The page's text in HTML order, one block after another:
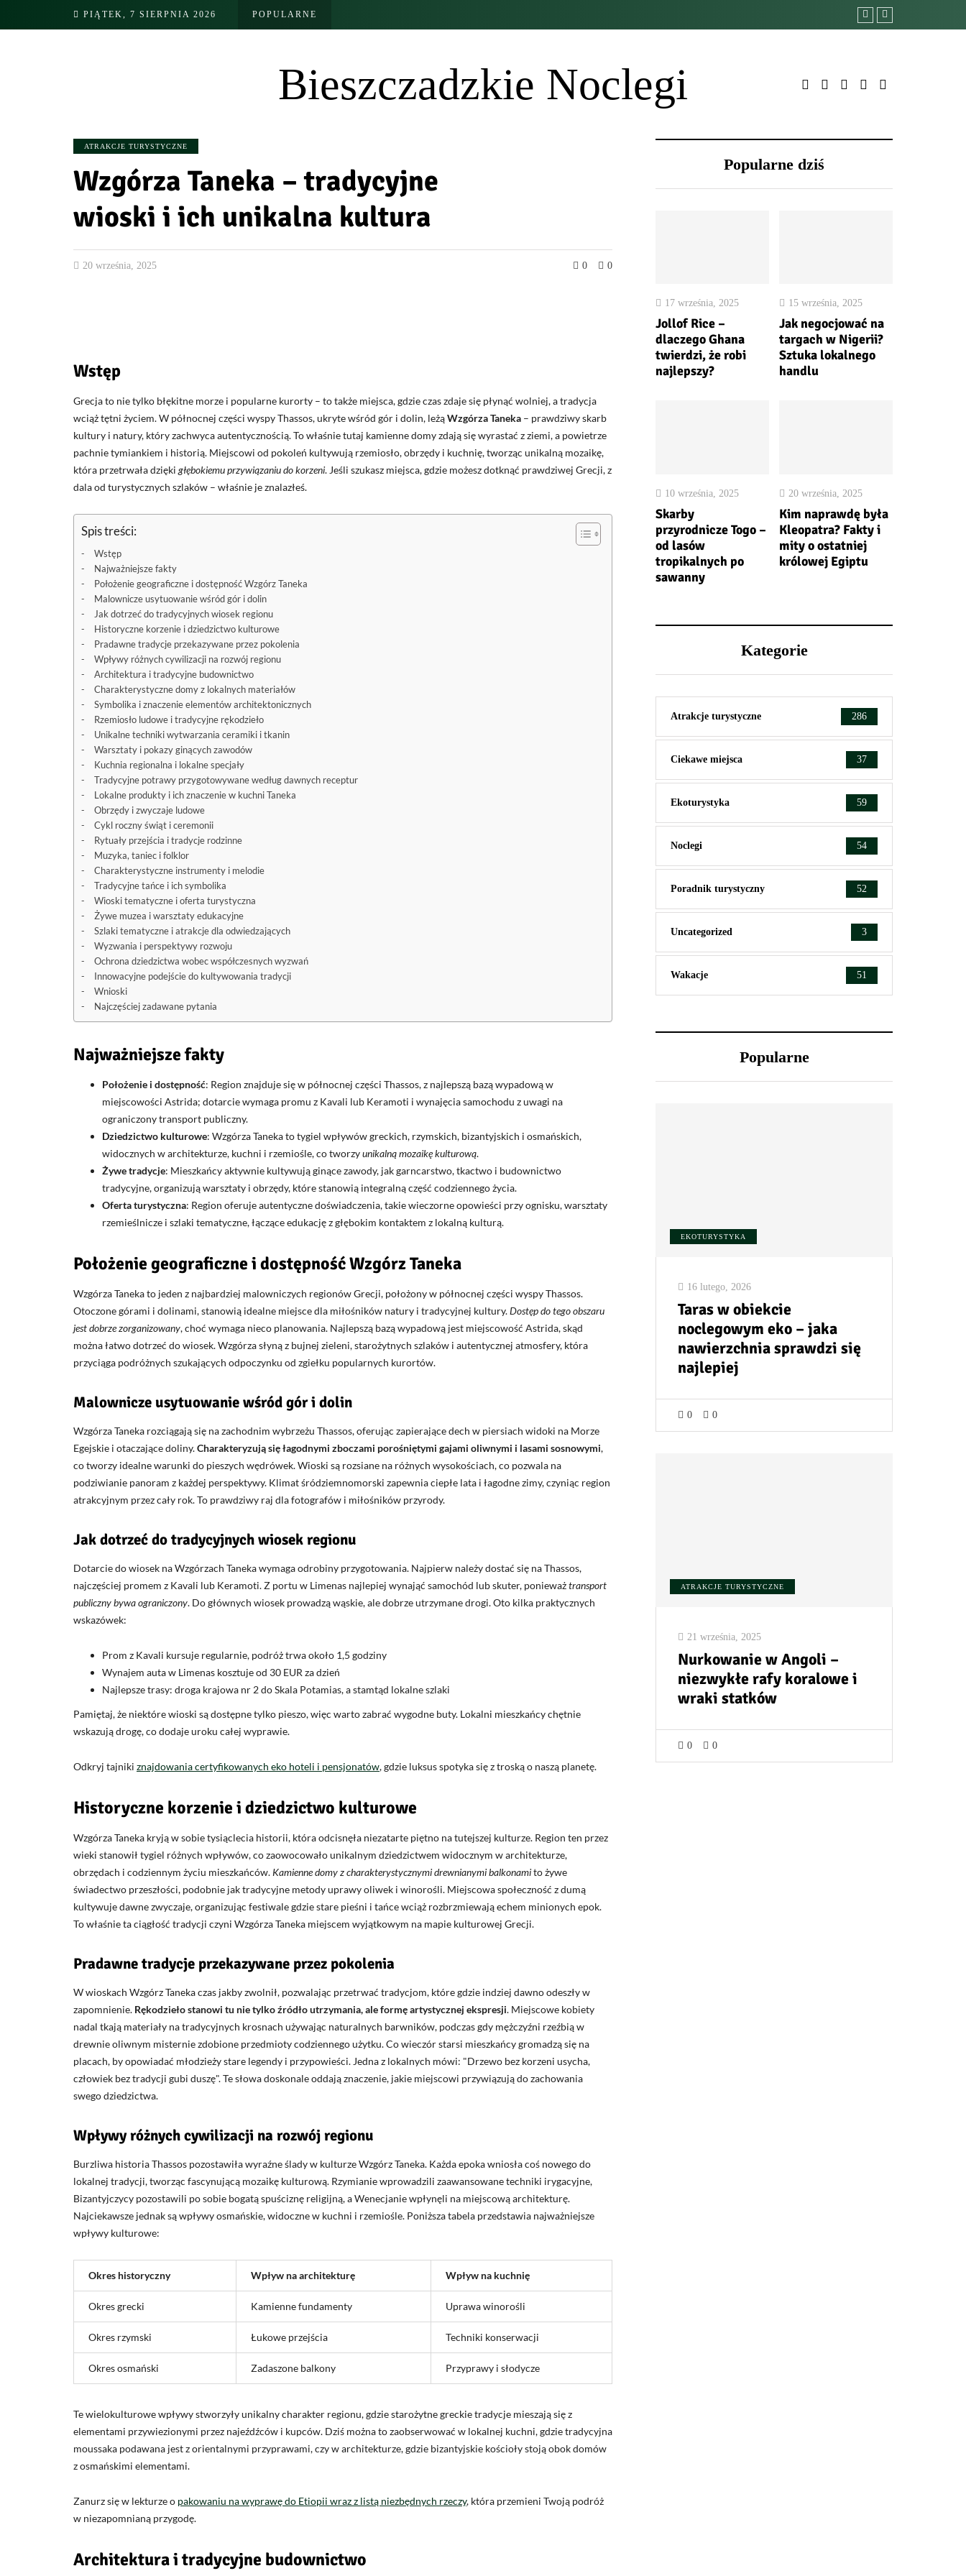
PIĄTEK, 7 SIERPNIA 2026 POPULARNE
Bieszczadzkie Noclegi
ATRAKCJE TURYSTYCZNE
Wzgórza Taneka – tradycyjne
wioski i ich unikalna kultura
20 września, 2025 0 0
Wstęp
Grecja to nie tylko błękitne morze i popularne kurorty – to także miejsca, gdzie czas zdaje się płynąć wolniej, a tradycja
wciąż tętni życiem. W północnej części wyspy Thassos, ukryte wśród gór i dolin, leżąWzgórza Taneka – prawdziwy skarb
kultury i natury, który zachwyca autentycznością. To właśnie tutaj kamienne domy zdają się wyrastać z ziemi, a powietrze
pachnie tymiankiem i historią. Miejscowi od pokoleń kultywują rzemiosło, obrzędy i kuchnię, tworząc unikalną mozaikę,
która przetrwała dzięki głębokiemu przywiązaniu do korzeni. Jeśli szukasz miejsca, gdzie możesz dotknąć prawdziwej Grecji, z
dala od turystycznych szlaków – właśnie je znalazłeś.
Spis treści:
Wstęp
Najważniejsze fakty
Położenie geograficzne i dostępność Wzgórz Taneka
Malownicze usytuowanie wśród gór i dolin
Jak dotrzeć do tradycyjnych wiosek regionu
Historyczne korzenie i dziedzictwo kulturowe
Pradawne tradycje przekazywane przez pokolenia
Wpływy różnych cywilizacji na rozwój regionu
Architektura i tradycyjne budownictwo
Charakterystyczne domy z lokalnych materiałów
Symbolika i znaczenie elementów architektonicznych
Rzemiosło ludowe i tradycyjne rękodzieło
Unikalne techniki wytwarzania ceramiki i tkanin
Warsztaty i pokazy ginących zawodów
Kuchnia regionalna i lokalne specjały
Tradycyjne potrawy przygotowywane według dawnych receptur
Lokalne produkty i ich znaczenie w kuchni Taneka
Obrzędy i zwyczaje ludowe
Cykl roczny świąt i ceremonii
Rytuały przejścia i tradycje rodzinne
Muzyka, taniec i folklor
Charakterystyczne instrumenty i melodie
Tradycyjne tańce i ich symbolika
Wioski tematyczne i oferta turystyczna
Żywe muzea i warsztaty edukacyjne
Szlaki tematyczne i atrakcje dla odwiedzających
Wyzwania i perspektywy rozwoju
Ochrona dziedzictwa wobec współczesnych wyzwań
Innowacyjne podejście do kultywowania tradycji
Wnioski
Najczęściej zadawane pytania
Najważniejsze fakty
Położenie i dostępność: Region znajduje się w północnej części Thassos, z najlepszą bazą wypadową w
miejscowości Astrida; dotarcie wymaga promu z Kavali lub Keramoti i wynajęcia samochodu z uwagi na
ograniczony transport publiczny.
Dziedzictwo kulturowe: Wzgórza Taneka to tygiel wpływów greckich, rzymskich, bizantyjskich i osmańskich,
widocznych w architekturze, kuchni i rzemiośle, co tworzyunikalną mozaikę kulturową.
Żywe tradycje: Mieszkańcy aktywnie kultywują ginące zawody, jak garncarstwo, tkactwo i budownictwo
tradycyjne, organizują warsztaty i obrzędy, które stanowią integralną część codziennego życia.
Oferta turystyczna: Region oferuje autentyczne doświadczenia, takie wieczorne opowieści przy ognisku, warsztaty
rzemieślnicze i szlaki tematyczne, łączące edukację z głębokim kontaktem z lokalną kulturą.
Położenie geograficzne i dostępność Wzgórz Taneka
Wzgórza Taneka to jeden z najbardziej malowniczych regionów Grecji, położony w północnej części wyspy Thassos.
Otoczone górami i dolinami, stanowią idealne miejsce dla miłośników natury i tradycyjnej kultury.Dostęp do tego obszaru
jest dobrze zorganizowany, choć wymaga nieco planowania. Najlepszą bazą wypadową jest miejscowość Astrida, skąd
można łatwo dotrzeć do wiosek. Wzgórza słyną z bujnej zieleni, starożytnych szlaków i autentycznej atmosfery, która
przyciąga podróżnych szukających odpoczynku od zgiełku popularnych kurortów.
Malownicze usytuowanie wśród gór i dolin
Wzgórza Taneka rozciągają się na zachodnim wybrzeżu Thassos, oferując zapierające dech w piersiach widoki na Morze
Egejskie i otaczające doliny.Charakteryzują się łagodnymi zboczami porośniętymi gajami oliwnymi i lasami sosnowymi,
co tworzy idealne warunki do pieszych wędrówek. Wioski są rozsiane na różnych wysokościach, co pozwala na
podziwianie panoram z każdej perspektywy. Klimat śródziemnomorski zapewnia ciepłe lata i łagodne zimy, czyniąc region
atrakcyjnym przez cały rok. To prawdziwy raj dla fotografów i miłośników przyrody.
Jak dotrzeć do tradycyjnych wiosek regionu
Dotarcie do wiosek na Wzgórzach Taneka wymaga odrobiny przygotowania. Najpierw należy dostać się na Thassos,
najczęściej promem z Kavali lub Keramoti. Z portu w Limenas najlepiej wynająć samochód lub skuter, ponieważtransport
publiczny bywa ograniczony. Do głównych wiosek prowadzą wąskie, ale dobrze utrzymane drogi. Oto kilka praktycznych
wskazówek:
Prom z Kavali kursuje regularnie, podróż trwa około 1,5 godziny
Wynajem auta w Limenas kosztuje od 30 EUR za dzień
Najlepsze trasy: droga krajowa nr 2 do Skala Potamias, a stamtąd lokalne szlaki
Pamiętaj, że niektóre wioski są dostępne tylko pieszo, więc warto zabrać wygodne buty. Lokalni mieszkańcy chętnie
wskazują drogę, co dodaje uroku całej wyprawie.
Odkryj tajniki znajdowania certyfikowanych eko hoteli i pensjonatów, gdzie luksus spotyka się z troską o naszą planetę.
Historyczne korzenie i dziedzictwo kulturowe
Wzgórza Taneka kryją w sobie tysiąclecia historii, która odcisnęła niezatarte piętno na tutejszej kulturze. Region ten przez
wieki stanowił tygiel różnych wpływów, co zaowocowało unikalnym dziedzictwem widocznym w architekturze,
obrzędach i codziennym życiu mieszkańców. Kamienne domy z charakterystycznymi drewnianymi balkonamito żywe
świadectwo przeszłości, podobnie jak tradycyjne metody uprawy oliwek i winorośli. Miejscowa społeczność z dumą
kultywuje dawne zwyczaje, organizując festiwale gdzie stare pieśni i tańce wciąż rozbrzmiewają echem minionych epok.
To właśnie ta ciągłość tradycji czyni Wzgórza Taneka miejscem wyjątkowym na mapie kulturowej Grecji.
Pradawne tradycje przekazywane przez pokolenia
W wioskach Wzgórz Taneka czas jakby zwolnił, pozwalając przetrwać tradycjom, które gdzie indziej dawno odeszły w
zapomnienie. Rękodzieło stanowi tu nie tylko źródło utrzymania, ale formę artystycznej ekspresji. Miejscowe kobiety
nadal tkają materiały na tradycyjnych krosnach używając naturalnych barwników, podczas gdy mężczyźni rzeźbią w
drewnie oliwnym misternie zdobione przedmioty codziennego użytku. Co wieczór starsi mieszkańcy gromadzą się na
placach, by opowiadać młodzieży stare legendy i przypowieści. Jedna z lokalnych mówi:
Drzewo bez korzeni usycha,
człowiek bez tradycji gubi duszę . Te słowa doskonale oddają znaczenie, jakie miejscowi przywiązują do zachowania
swego dziedzictwa.
Wpływy różnych cywilizacji na rozwój regionu
Burzliwa historia Thassos pozostawiła wyraźne ślady w kulturze Wzgórz Taneka. Każda epoka wniosła coś nowego do
lokalnej tradycji, tworząc fascynującą mozaikę kulturową. Rzymianie wprowadzili zaawansowane techniki irygacyjne,
Bizantyjczycy pozostawili po sobie bogatą spuściznę religijną, a Wenecjanie wpłynęli na miejscową architekturę.
Najciekawsze jednak są wpływy osmańskie, widoczne w kuchni i rzemiośle. Poniższa tabela przedstawia najważniejsze
wpływy kulturowe:
Okres historyczny Wpływ na architekturę Wpływ na kuchnię
Okres grecki Kamienne fundamenty Uprawa winorośli
Okres rzymski Łukowe przejścia Techniki konserwacji
Okres osmański Zadaszone balkony Przyprawy i słodycze
Te wielokulturowe wpływy stworzyły unikalny charakter regionu, gdzie starożytne greckie tradycje mieszają się z
elementami przywiezionymi przez najeźdźców i kupców. Dziś można to zaobserwować w lokalnej kuchni, gdzie tradycyjna
moussaka podawana jest z orientalnymi przyprawami, czy w architekturze, gdzie bizantyjskie kościoły stoją obok domów
z osmańskimi elementami.
Zanurz się w lekturze o pakowaniu na wyprawę do Etiopii wraz z listą niezbędnych rzeczy, która przemieni Twoją podróż
w niezapomnianą przygodę.
Architektura i tradycyjne budownictwo
Popularne dziś
17 września, 2025
Jollof Rice –
dlaczego Ghana
twierdzi, że robi
najlepszy?
15 września, 2025
Jak negocjować na
targach w Nigerii?
Sztuka lokalnego
handlu
10 września, 2025
Skarby
przyrodnicze Togo –
od lasów
tropikalnych po
sawanny
20 września, 2025
Kim naprawdę była
Kleopatra? Fakty i
mity o ostatniej
królowej Egiptu
Kategorie
Atrakcje turystyczne 286
Ciekawe miejsca 37
Ekoturystyka 59
Noclegi 54
Poradnik turystyczny 52
Uncategorized 3
Wakacje 51
Popularne
EKOTURYSTYKA
16 lutego, 2026
Taras w obiekcie
noclegowym eko – jaka
nawierzchnia sprawdzi się
najlepiej
0 0
ATRAKCJE TURYSTYCZNE
21 września, 2025
Nurkowanie w Angoli –
niezwykłe rafy koralowe i
wraki statków
0 0